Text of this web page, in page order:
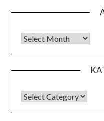
Arsip
KATEGORI